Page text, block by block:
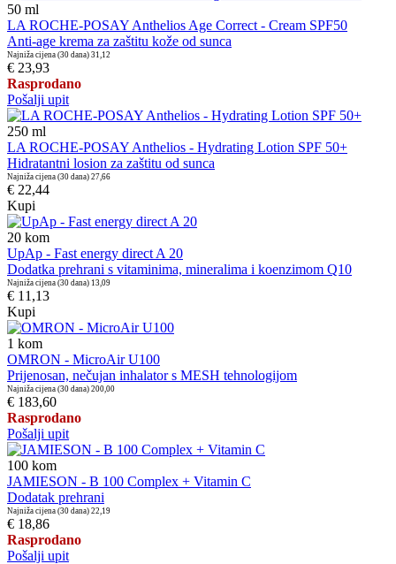
50 ml
LA ROCHE-POSAY Anthelios Age Correct - Cream SPF50
Anti-age krema za zaštitu kože od sunca
Najniža cijena (30 dana) 31,12
€ 23,93
Rasprodano
Pošalji upit
250 ml
LA ROCHE-POSAY Anthelios - Hydrating Lotion SPF 50+
Hidratantni losion za zaštitu od sunca
Najniža cijena (30 dana) 27,66
€ 22,44
Kupi
20 kom
UpAp - Fast energy direct A 20
Dodatka prehrani s vitaminima, mineralima i koenzimom Q10
Najniža cijena (30 dana) 13,09
€ 11,13
Kupi
1 kom
OMRON - MicroAir U100
Prijenosan, nečujan inhalator s MESH tehnologijom
Najniža cijena (30 dana) 200,00
€ 183,60
Rasprodano
Pošalji upit
100 kom
JAMIESON - B 100 Complex + Vitamin C
Dodatak prehrani
Najniža cijena (30 dana) 22,19
€ 18,86
Rasprodano
Pošalji upit